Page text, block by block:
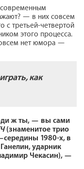
современным
— в них совсем
с третьей-четвертой
этого процесса.
нет юмора —
как
ж ты, — вы сами
(знаменитое трио
1980-х, в
ударник
Чекасин), —